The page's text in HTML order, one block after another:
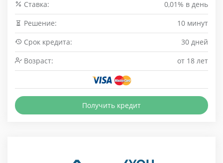
Cтавка:
0,01% в день
Решение:
10 минут
Срок кредита:
30 дней
Возраст:
от 18 лет
Получить кредит